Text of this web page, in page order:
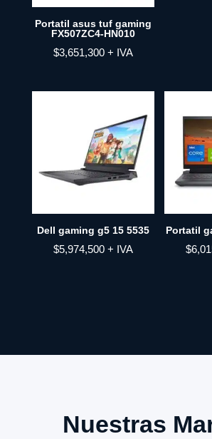
Portatil asus tuf gaming
FX507ZC4-HN010
$3,651,300 + IVA
Dell gaming g5 15 5535
$5,974,500 + IVA
Portatil
$
Nuestras